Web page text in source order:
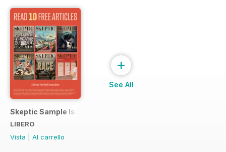
Skeptic Sample Issue 2023
LIBERO
Vista
Al carrello
+
See All